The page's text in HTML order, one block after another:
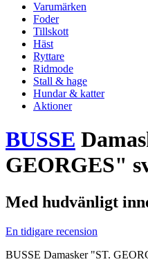
Varumärken
Foder
Tillskott
Häst
Ryttare
Ridmode
Stall & hage
Hundar & katter
Aktioner
BUSSE
GEORGES"
Med hudvänligt
En tidigare recension
BUSSE Damasker "ST.